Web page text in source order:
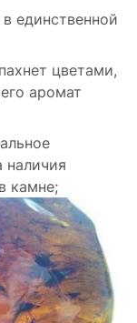
единственной
цветами,
аромат
наличия
камне;